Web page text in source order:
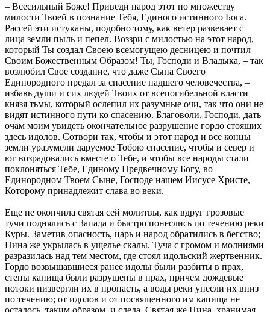
– Всесильный Боже! Приведи народ этот по множеству
милости Твоей в познание Тебя, Единого истинного Бога.
Рассей эти истуканы, подобно тому, как ветер развевает с
лица земли пыль и пепел. Воззри с милостью на этот народ,
который Ты создал Своею всемогущею десницею и почтил
Своим Божественным Образом! Ты, Господи и Владыка, – так
возлюбил Свое создание, что даже Сына Своего
Единородного предал за спасение падшего человечества, –
избавь души и сих людей Твоих от всепогибельной власти
князя тьмы, который ослепил их разумные очи, так что они не
видят истинного пути ко спасению. Благоволи, Господи, дать
очам моим увидеть окончательное разрушение гордо стоящих
здесь идолов. Сотвори так, чтобы и этот народ и все концы
земли уразумели даруемое Тобою спасение, чтобы и север и
юг возрадовались вместе о Тебе, и чтобы все народы стали
поклоняться Тебе, Единому Предвечному Богу, во
Единородном Твоем Сыне, Господе нашем Иисусе Христе,
Которому принадлежит слава во веки.
Еще не окончила святая сей молитвы, как вдруг грозовые
тучи поднялись с Запада и быстро понеслись по течению реки
Куры. Заметив опасность, царь и народ обратились в бегство;
Нина же укрылась в ущелье скалы. Туча с громом и молниями
разразилась над тем местом, где стоял идольский жертвенник.
Гордо возвышавшиеся ранее идолы были разбиты в прах,
стены капища были разрушены в прах, причем дождевые
потоки низвергли их в пропасть, а воды реки унесли их вниз
по течению; от идолов и от посвященного им капища не
осталось, таким образом, и следа. Святая же Нина, хранимая